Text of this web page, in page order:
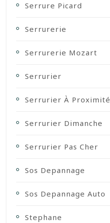
Serrure Picard
Serrurerie
Serrurerie Mozart
Serrurier
Serrurier À Proximité
Serrurier Dimanche
Serrurier Pas Cher
Sos Depannage
Sos Depannage Auto
Stephane